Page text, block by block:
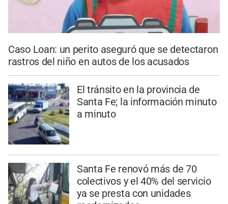
Caso Loan: un perito aseguró que se detectaron
rastros del niño en autos de los acusados
El tránsito en la provincia de
Santa Fe; la información minuto
a minuto
Santa Fe renovó más de 70
colectivos y el 40% del servicio
ya se presta con unidades